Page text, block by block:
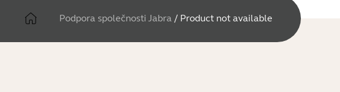
Podpora společnosti Jabra / Product not available